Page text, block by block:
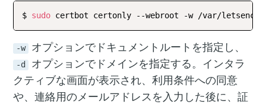
$ sudo
-w オプションでドキュメントルートを指定し、
-d
オプションでドメインを指定する。インタラ
クティブな画面が表示され、利用条件への同意
や、連絡用のメールアドレスを入力した後に、証